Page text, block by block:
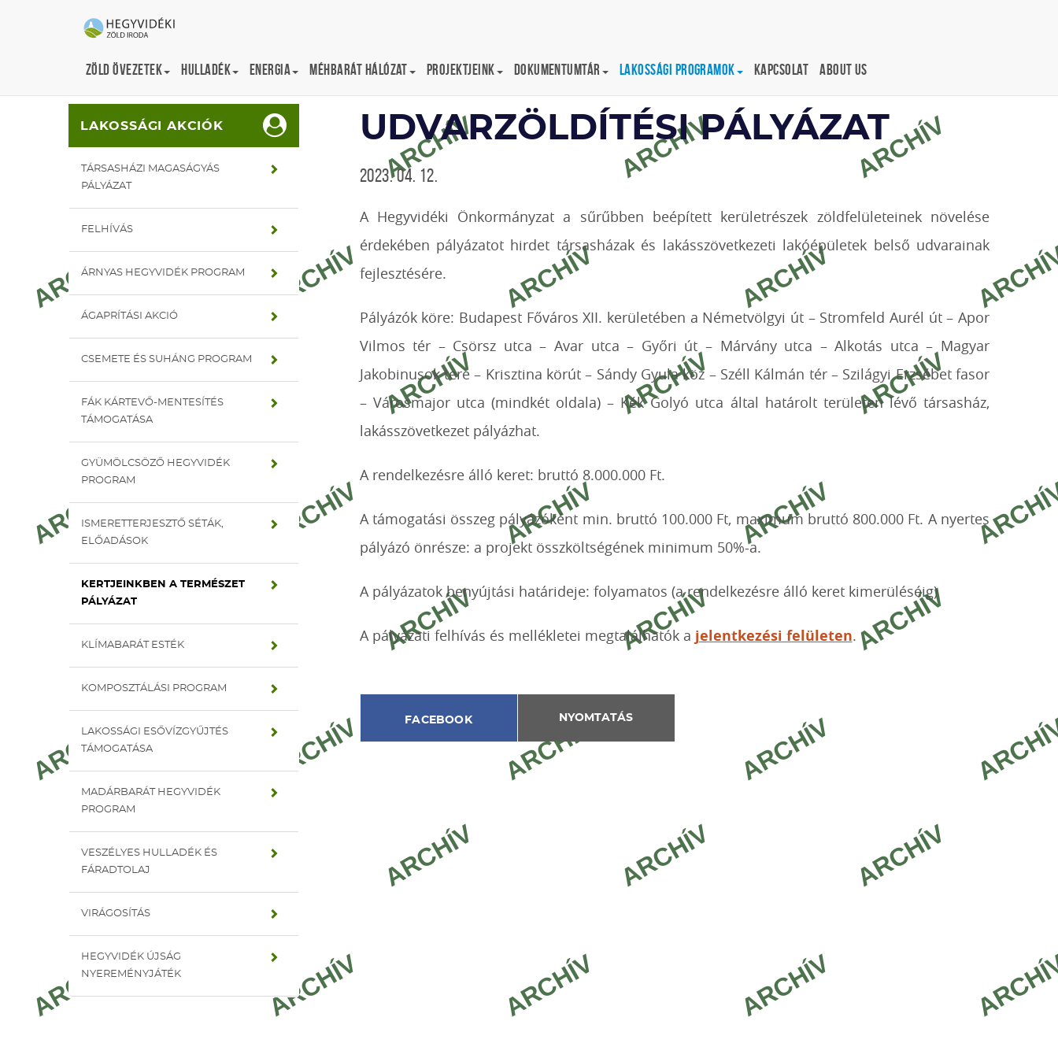
Zöld övezetek Hulladék Energia Méhbarát Hálózat Projektjeink Dokumentumtár Lakossági programok Kapcsolat About us
Portál zold-archiv.hegyvidek.hu Lakossági programok kertjeinkben a természet pályázat
LAKOSSÁGI AKCIÓK
TÁRSASHÁZI MAGASÁGYÁS
PÁLYÁZAT
FELHÍVÁS
ÁRNYAS HEGYVIDÉK PROGRAM
ÁGAPRÍTÁSI AKCIÓ
CSEMETE ÉS SUHÁNG PROGRAM
FÁK KÁRTEVŐ-MENTESÍTÉS
TÁMOGATÁSA
GYÜMÖLCSÖZŐ HEGYVIDÉK
PROGRAM
ISMERETTERJESZTŐ SÉTÁK,
ELŐADÁSOK
KERTJEINKBEN A TERMÉSZET
PÁLYÁZAT
KLÍMABARÁT ESTÉK
KOMPOSZTÁLÁSI PROGRAM
LAKOSSÁGI ESŐVÍZGYŰJTÉS
TÁMOGATÁSA
MADÁRBARÁT HEGYVIDÉK
PROGRAM
VESZÉLYES HULLADÉK ÉS
FÁRADTOLAJ
VIRÁGOSÍTÁS
HEGYVIDÉK ÚJSÁG
NYEREMÉNYJÁTÉK
UDVARZÖLDÍTÉSI PÁLYÁZAT
2023. 04. 12.
A Hegyvidéki Önkormányzat a sűrűbben beépített kerületrészek zöldfelületeinek növelése
érdekében pályázatot hirdet társasházak és lakásszövetkezeti lakóépületek belső udvarainak
fejlesztésére.
Pályázók köre: Budapest Főváros XII. kerületében a Németvölgyi út – Stromfeld Aurél út – Apor
Vilmos tér – Csörsz utca – Avar utca – Győri út – Márvány utca – Alkotás utca – Magyar
Jakobinusok tere – Krisztina körút – Sándy Gyula köz – Széll Kálmán tér – Szilágyi Erzsébet fasor
– Városmajor utca (mindkét oldala) – Kék Golyó utca által határolt területen lévő társasház,
lakásszövetkezet pályázhat.
A rendelkezésre álló keret: bruttó 8.000.000 Ft.
A támogatási összeg pályázóként min. bruttó 100.000 Ft, maximum bruttó 800.000 Ft. A nyertes
pályázó önrésze: a projekt összköltségének minimum 50%-a.
A pályázatok benyújtási határideje: folyamatos (a rendelkezésre álló keret kimerüléséig)
A pályázati felhívás és mellékletei megtalálhatók a jelentkezési felületen.
FACEBOOK NYOMTATÁS